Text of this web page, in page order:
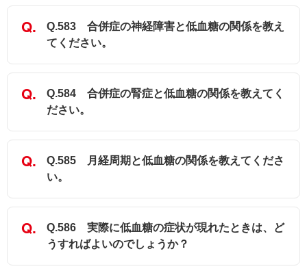
Q.583 合併症の神経障害と低血糖の関係を教え
てください。
Q.584 合併症の腎症と低血糖の関係を教えてく
ださい。
Q.585 月経周期と低血糖の関係を教えてくださ
い。
Q.586 実際に低血糖の症状が現れたときは、ど
うすればよいのでしょうか？